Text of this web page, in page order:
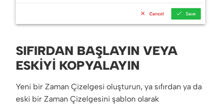
SIFIRDAN BAŞLAYIN VEYA
ESKIYI KOPYALAYIN
Yeni bir Zaman Çizelgesi oluşturun, ya sıfırdan ya da
eski bir Zaman Çizelgesini şablon olarak